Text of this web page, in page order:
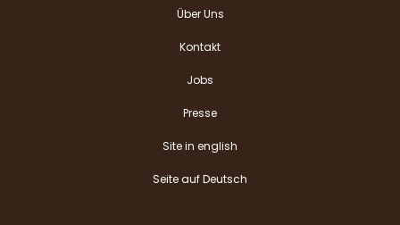
Über Uns
Kontakt
Jobs
Presse
Site in english
Seite auf Deutsch